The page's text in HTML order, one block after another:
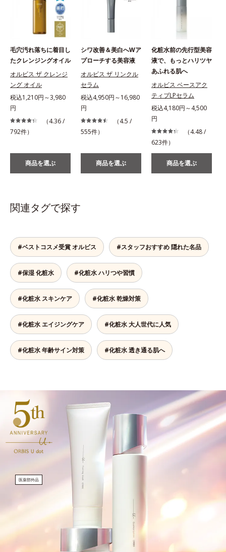
毛穴汚れ落ちに着目し
たクレンジングオイル
オルビス ザ クレンジ
ング オイル
税込1,210円～3,980
円
（4.36 /
792件）
商品を選ぶ
シワ改善＆美白へWア
プローチする美容液
オルビス ザ リンクル
セラム
税込4,950円～16,980
円
（4.5 /
555件）
商品を選ぶ
化粧水前の先行型美容
液で、もっとハリツヤ
あふれる肌へ
オルビス ベースアク
ティブLPセラム
税込4,180円～4,500
円
（4.48 /
623件）
商品を選ぶ
関連タグで探す
#ベストコスメ受賞 オルビス #スタッフおすすめ 隠れた名品
#保湿 化粧水 #化粧水 ハリつや習慣
#化粧水 スキンケア #化粧水 乾燥対策
#化粧水 エイジングケア #化粧水 大人世代に人気
#化粧水 年齢サイン対策 #化粧水 透き通る肌へ
医薬部外品